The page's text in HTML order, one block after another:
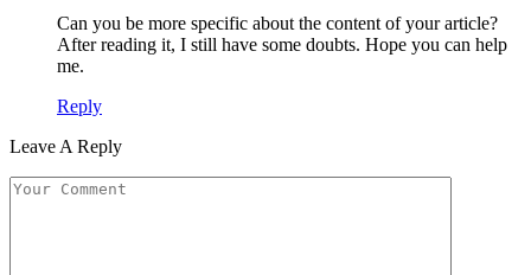
Can you be more specific about the content of your article?
After reading it, I still have some doubts. Hope you can help
me.
Reply
Leave A Reply